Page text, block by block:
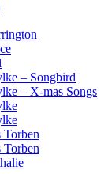
– Songbird
– X-mas Songs